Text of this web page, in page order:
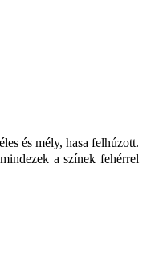
és mély, hasa felhúzott.
a színek fehérrel